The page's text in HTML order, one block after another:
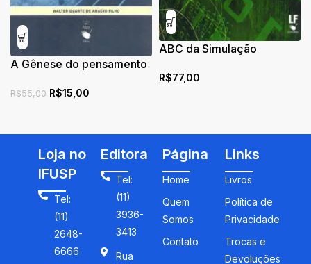
A Gênese do pensamento
R$55,00 R$15,00
ABC da Simulação
R$77,00
Loja no
IFUSP
Tel:
(11)
2648-
6666
Editora
Tel:
(11)
3936-
3413
Rua
Página
Home
Quem
Somos
Contato
Links
Livros
Política de
Privacidade
Trocas e
Devoluções